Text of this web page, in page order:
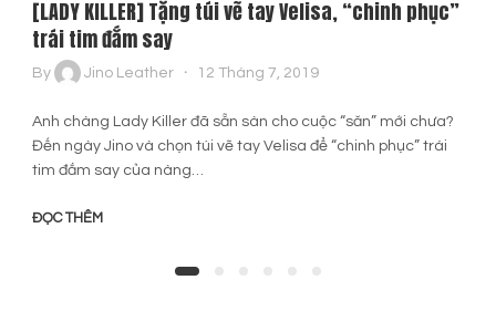
[LADY KILLER] Tặng túi vẽ tay Velisa, “chinh phục”
trái tim đắm say
By Jino Leather 12 Tháng 7, 2019
Anh chàng Lady Killer đã sẵn sàn cho cuộc “săn” mới chưa?
Đến ngày Jino và chọn túi vẽ tay Velisa để “chinh phục” trái
tim đắm say của nàng…
ĐỌC THÊM